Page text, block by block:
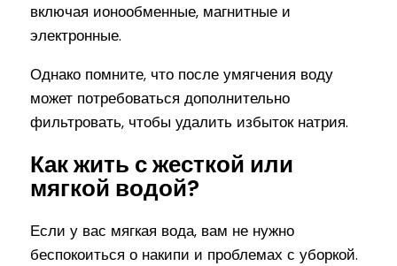
включая ионообменные, магнитные и
электронные.
Однако помните, что после умягчения воду
может потребоваться дополнительно
фильтровать, чтобы удалить избыток натрия.
Как жить с жесткой или
мягкой водой?
Если у вас мягкая вода, вам не нужно
беспокоиться о накипи и проблемах с уборкой.